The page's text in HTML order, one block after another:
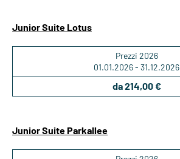
Junior Suite Lotus
Prezzi 2026
01.01.2026 - 31.12.2026
da 214,00 €
Junior Suite Parkallee